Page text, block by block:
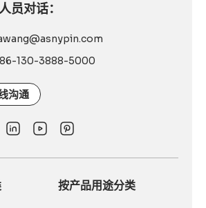
员对话：
130-3888-5000
沟通
按产品用途分类